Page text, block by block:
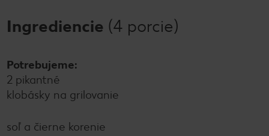
Ingrediencie (4 porcie)
Potrebujeme:
2 pikantné
klobásky na grilovanie
soľ a čierne korenie